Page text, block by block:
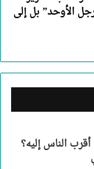
الأوحد” بل إلى
الناس إليه؟